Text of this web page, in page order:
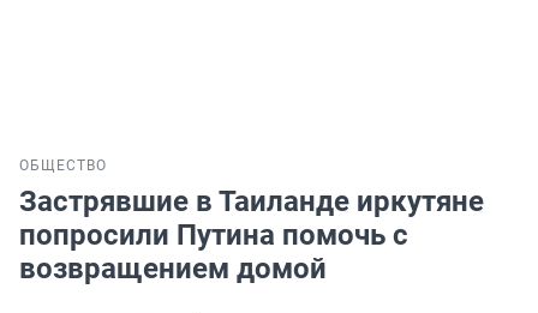
ОБЩЕСТВО
Застрявшие в Таиланде иркутяне
попросили Путина помочь с
возвращением домой